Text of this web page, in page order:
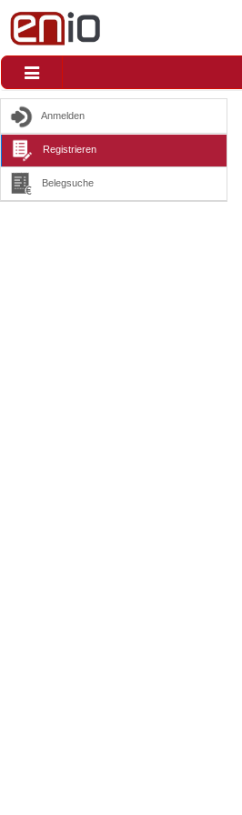
Toggle
navigation
Anmelden
Registrieren
Belegsuche